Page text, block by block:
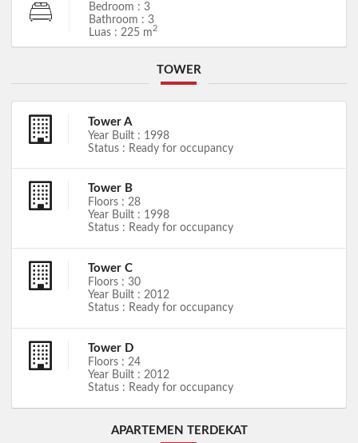
Bedroom : 3
Bathroom : 3
Luas : 225 m2
TOWER
Tower A
Year Built : 1998
Status : Ready for occupancy
Tower B
Floors : 28
Year Built : 1998
Status : Ready for occupancy
Tower C
Floors : 30
Year Built : 2012
Status : Ready for occupancy
Tower D
Floors : 24
Year Built : 2012
Status : Ready for occupancy
APARTEMEN TERDEKAT